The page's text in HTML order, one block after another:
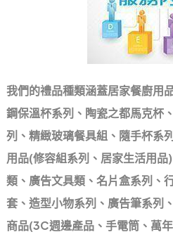
我們的禮品種類涵蓋居家餐廚用
鋼保溫杯系列、陶瓷之都馬克杯
列、精緻玻璃餐具組、隨手杯系
用品(修容組系列、居家生活用
類、廣告文具類、名片盒系列、
套、造型小物系列、廣告筆系列
商品(3C週邊產品、手電筒、萬